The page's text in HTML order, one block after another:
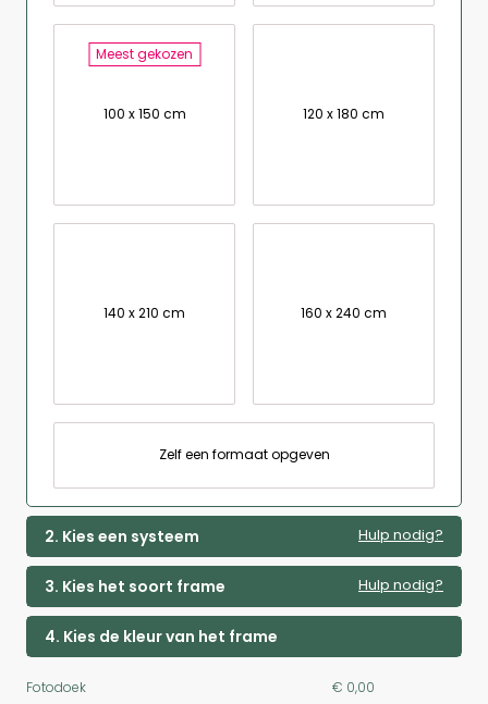
Meest gekozen
100 x 150 cm 120 x 180 cm
140 x 210 cm 160 x 240 cm
Zelf een formaat opgeven
2. Kies een systeem Hulp nodig?
3. Kies het soort frame Hulp nodig?
4. Kies de kleur van het frame
Fotodoek
€ 0,00